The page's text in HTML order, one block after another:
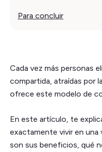
Para concluir
Cada vez más personas
compartida, atraídas por
ofrece este modelo de
En este artículo, te
exactamente vivir en una
son sus beneficios, qué